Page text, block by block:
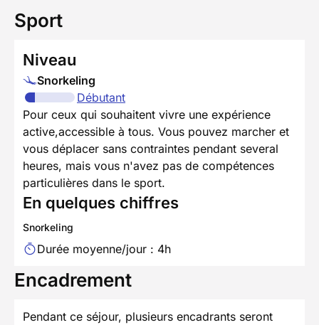
Sport
Niveau
Snorkeling
Débutant
Pour ceux qui souhaitent vivre une expérience
active,accessible à tous. Vous pouvez marcher et
vous déplacer sans contraintes pendant several
heures, mais vous n'avez pas de compétences
particulières dans le sport.
En quelques chiffres
Snorkeling
Durée moyenne/jour : 4h
Encadrement
Pendant ce séjour, plusieurs encadrants seront